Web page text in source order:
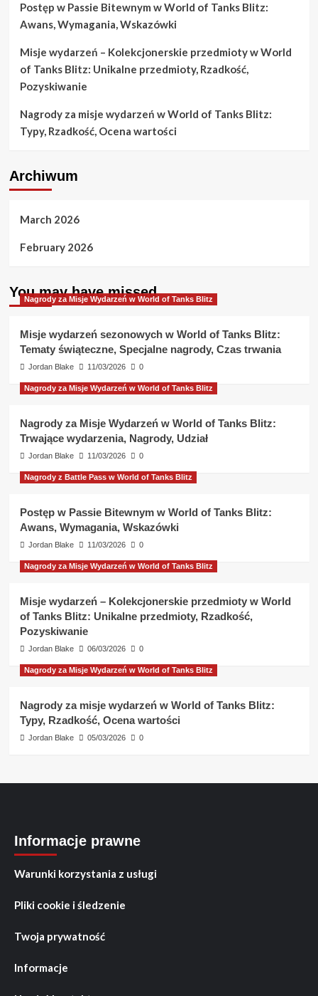
Postęp w Passie Bitewnym w World of Tanks Blitz:
Awans, Wymagania, Wskazówki
Misje wydarzeń – Kolekcjonerskie przedmioty w World
of Tanks Blitz: Unikalne przedmioty, Rzadkość,
Pozyskiwanie
Nagrody za misje wydarzeń w World of Tanks Blitz:
Typy, Rzadkość, Ocena wartości
Archiwum
March 2026
February 2026
You may have missed
Nagrody za Misje Wydarzeń w World of Tanks Blitz
Misje wydarzeń sezonowych w World of Tanks Blitz:
Tematy świąteczne, Specjalne nagrody, Czas trwania
Jordan Blake 11/03/2026 0
Nagrody za Misje Wydarzeń w World of Tanks Blitz
Nagrody za Misje Wydarzeń w World of Tanks Blitz:
Trwające wydarzenia, Nagrody, Udział
Jordan Blake 11/03/2026 0
Nagrody z Battle Pass w World of Tanks Blitz
Postęp w Passie Bitewnym w World of Tanks Blitz:
Awans, Wymagania, Wskazówki
Jordan Blake 11/03/2026 0
Nagrody za Misje Wydarzeń w World of Tanks Blitz
Misje wydarzeń – Kolekcjonerskie przedmioty w World
of Tanks Blitz: Unikalne przedmioty, Rzadkość,
Pozyskiwanie
Jordan Blake 06/03/2026 0
Nagrody za Misje Wydarzeń w World of Tanks Blitz
Nagrody za misje wydarzeń w World of Tanks Blitz:
Typy, Rzadkość, Ocena wartości
Jordan Blake 05/03/2026 0
Informacje prawne
Warunki korzystania z usługi
Pliki cookie i śledzenie
Twoja prywatność
Informacje